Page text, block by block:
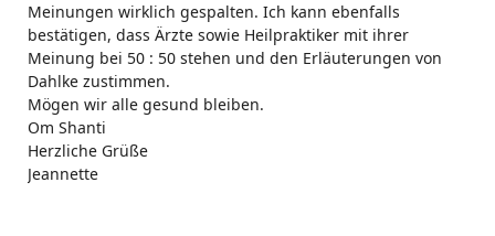
Meinungen wirklich gespalten. Ich kann ebenfalls
bestätigen, dass Ärzte sowie Heilpraktiker mit ihrer
Meinung bei 50 : 50 stehen und den Erläuterungen von
Dahlke zustimmen.
Mögen wir alle gesund bleiben.
Om Shanti
Herzliche Grüße
Jeannette